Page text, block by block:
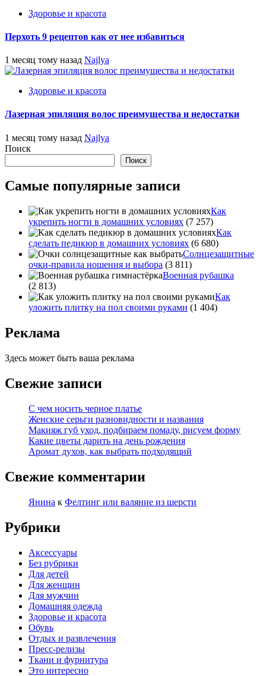
Здоровье и красота
Перхоть 9 рецептов как от нее избавиться
1 месяц тому назад Najlya
Здоровье и красота
Лазерная эпиляция волос преимущества и недостатки
1 месяц тому назад Najlya
Поиск
Поиск
Самые популярные записи
Как
укрепить ногти в домашних условиях (7 257)
Как
сделать педикюр в домашних условиях (6 680)
Солнцезащитные
очки-правила ношения и выбора (3 811)
Военная рубашка
(2 813)
Как
уложить плитку на пол своими руками (1 404)
Реклама
Здесь может быть ваша реклама
Свежие записи
С чем носить черное платье
Женские серьги разновидности и названия
Макияж губ уход, подбираем помаду, рисуем форму
Какие цветы дарить на день рождения
Аромат духов, как выбрать подходящий
Свежие комментарии
Янина к Фелтинг или валяние из шерсти
Рубрики
Аксессуары
Без рубрики
Для детей
Для женщин
Для мужчин
Домашняя одежда
Здоровье и красота
Обувь
Отдых и развлечения
Пресс-релизы
Ткани и фурнитура
Это интересно